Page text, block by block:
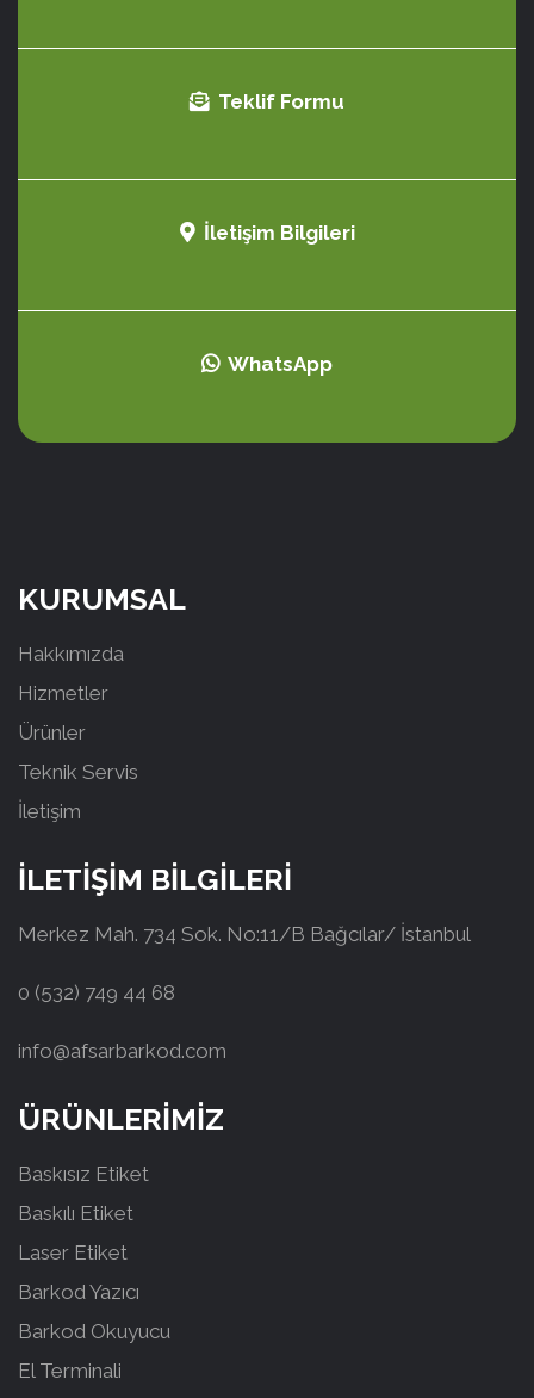
Teklif Formu
İletişim Bilgileri
WhatsApp
KURUMSAL
Hakkımızda
Hizmetler
Ürünler
Teknik Servis
İletişim
İLETİŞİM BİLGİLERİ
Merkez Mah. 734 Sok. No:11/B Bağcılar/ İstanbul
0 (532) 749 44 68
info@afsarbarkod.com
ÜRÜNLERİMİZ
Baskısız Etiket
Baskılı Etiket
Laser Etiket
Barkod Yazıcı
Barkod Okuyucu
El Terminali